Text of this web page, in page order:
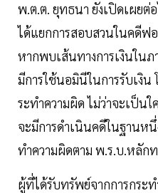
พ.ต.ต. ยุทธนา ยังเปิดเผยต่
ได้แยกการสอบสวนในคดีฟ
หากพบเส้นทางการเงินในภ
มีการใช้นอมินีในการรับเงิน
ระทำความผิด ไม่ว่าจะเป็น
จะมีการดำเนินคดีในฐานหนึ่
ทำความผิดตาม พ.ร.บ.หลัก
ผู้ที่ได้รับทรัพย์จากการกระ